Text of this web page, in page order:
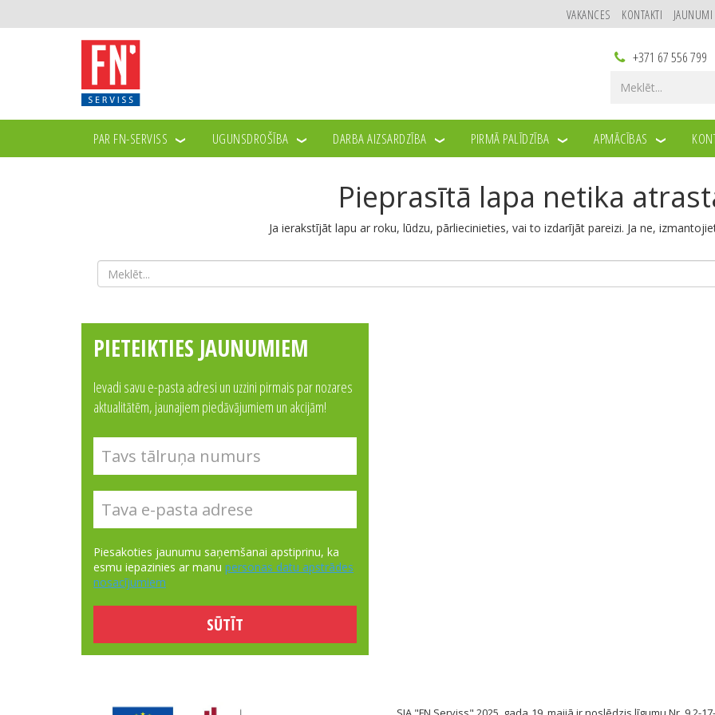
VAKANCES KONTAKTI JAUNUMI
+371 67 556 799
PAR FN-SERVISS UGUNSDROŠĪBA DARBA AIZSARDZĪBA PIRMĀ PALĪDZĪBA APMĀCĪBAS
Pieprasītā lapa netika
Ja ierakstījāt lapu ar roku, lūdzu, pārliecinieties, vai to izdarījāt pareizi. Ja ne,
PIETEIKTIES JAUNUMIEM
Ievadi savu e-pasta adresi un uzzini pirmais par nozares
aktualitātēm, jaunajiem piedāvājumiem un akcijām!
Piesakoties jaunumu saņemšanai apstiprinu, ka
esmu iepazinies ar manu personas datu apstrādes
nosacījumiem